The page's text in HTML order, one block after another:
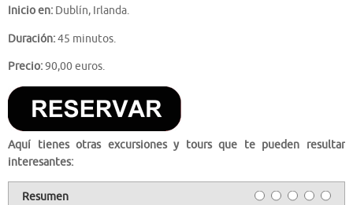
Inicio en: Dublín, Irlanda.
Duración:45 minutos.
Precio:90,00 euros.
Aquí tienes otras excursiones y tours que te pueden resultar
interesantes:
Resumen